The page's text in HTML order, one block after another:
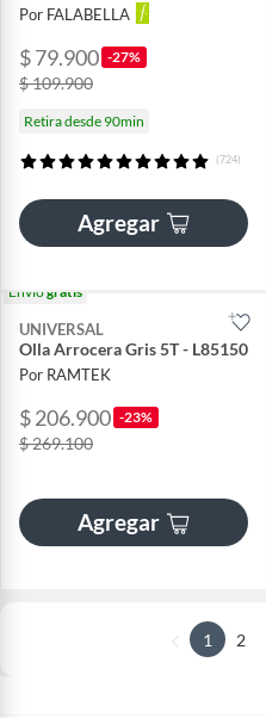
Por FALABELLA
$ 79.900 -27%
$ 109.900
Retira desde 90min
(724)
Agregar
Envíogratis
UNIVERSAL
Olla Arrocera Gris 5T - L85150
Por RAMTEK
$ 206.900 -23%
$ 269.100
Agregar
1 2